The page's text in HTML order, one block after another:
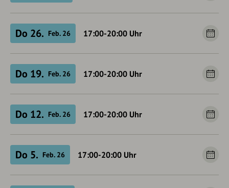
Do 26. Feb. 26 17:00-20:00 Uhr
Do 19. Feb. 26 17:00-20:00 Uhr
Do 12. Feb. 26 17:00-20:00 Uhr
Do 5. Feb. 26 17:00-20:00 Uhr